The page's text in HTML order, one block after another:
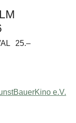
25.–
e.V.